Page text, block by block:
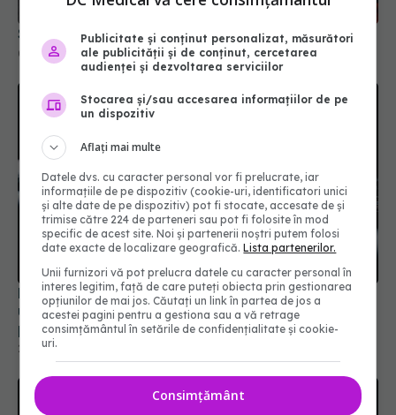
Suplimentele populare care hrănesc cancerul
07 apr 2026, 15:56
Medicamentele pentru slăbit pot aduce amenzi
usturătoare. Ce riscuri au Ozempic și Mounjaro
pentru șoferi
22 mai 2026, 14:15
Publicitate și conținut personalizat, măsurători
ale publicității și de conținut, cercetarea
audienței și dezvoltarea serviciilor
Stocarea și/sau accesarea informațiilor de pe
un dispozitiv
Aflați mai multe
Datele dvs. cu caracter personal vor fi prelucrate, iar
informațiile de pe dispozitiv (cookie-uri, identificatori unici
și alte date de pe dispozitiv) pot fi stocate, accesate de și
trimise către 224 de parteneri sau pot fi folosite în mod
specific de acest site. Noi și partenerii noștri putem folosi
date exacte de localizare geografică.Lista partenerilor.
Unii furnizori vă pot prelucra datele cu caracter personal în
interes legitim, față de care puteți obiecta prin gestionarea
opțiunilor de mai jos. Căutați un link în partea de jos a
acestei pagini pentru a gestiona sau a vă retrage
consimțământul în setările de confidențialitate și cookie-
uri.
Consimțământ